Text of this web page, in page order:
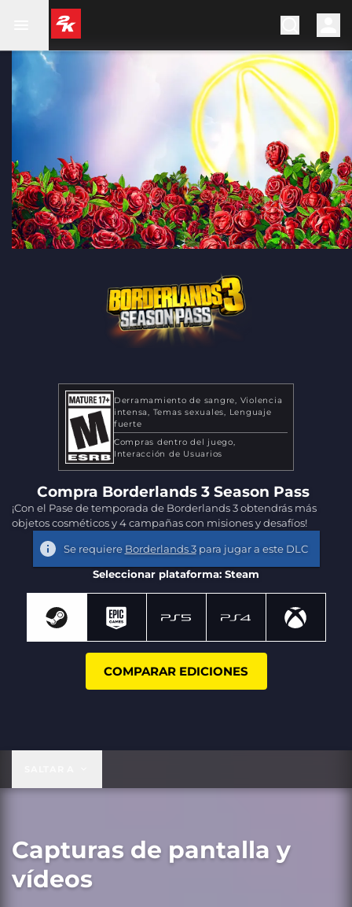
Derramamiento de sangre Violencia
intensa Temas sexuales
Lenguaje
fuerte
Compras dentro del juego
Interacción de Usuarios
Compra Borderlands 3 Season Pass
¡Con el Pase de temporada de Borderlands 3 obtendrás más
objetos cosméticos y 4 campañas con misiones y desafíos!
Se requiere Borderlands 3para jugar a este DLC
Seleccionar plataforma: Steam
COMPARAR EDICIONES
Capturas de pantalla y
vídeos